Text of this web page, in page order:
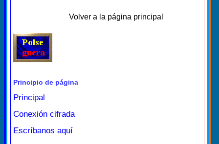
Volver a la página principal
Principio de página
Principal
Conexión cifrada
Escríbanos aquí